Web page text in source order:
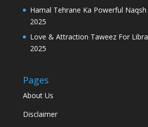
Hamal Tehrane Ka Powerful Naqsh
2025
Love & Attraction Taweez For Libra
2025
Pages
About Us
Disclaimer